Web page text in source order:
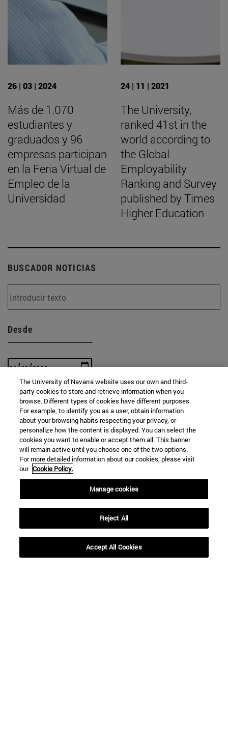
26 | 03 | 2024
Más de 1.070
estudiantes y
graduados y 96
empresas participan
en la Feria Virtual de
Empleo de la
Universidad
24 | 11 | 2021
The University,
ranked 41st in the
world according to
the Global
Employability
Ranking and Survey
published by Times
Higher Education
BUSCADOR NOTICIAS
Desde
Hasta
BUSCAR
The University of Navarra website uses our own and third-
party cookies to store and retrieve information when you
browse. Different types of cookies have different purposes.
For example, to identify you as a user, obtain information
about your browsing habits respecting your privacy, or
personalize how the content is displayed. You can select the
cookies you want to enable or accept them all. This banner
will remain active until you choose one of the two options.
For more detailed information about our cookies, please visit
our Cookie Policy.
Manage cookies
Reject All
Accept All Cookies